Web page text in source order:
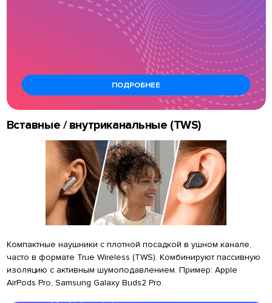
ПОДРОБНЕЕ
Вставные / внутриканальные (TWS)
Компактные наушники с плотной посадкой в ушном канале,
часто в формате True Wireless (TWS). Комбинируют пассивную
изоляцию с активным шумоподавлением. Пример: Apple
AirPods Pro, Samsung Galaxy Buds2 Pro.